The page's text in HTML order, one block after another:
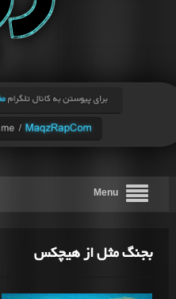
Menu
بجنگ مثل از هیچکس